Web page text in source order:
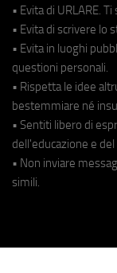
• Evita di URLARE.
• Evita di scrivere lo
• Evita in luoghi
questioni personali.
• Rispetta le idee
bestemmiare né
• Sentiti libero di
dell'educazione e
• Non inviare
simili.